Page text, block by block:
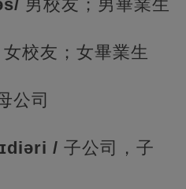
男校友；男畢業生
女校友；女畢業生
公司
/ 子公司，子